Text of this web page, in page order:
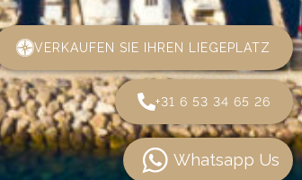
+31 6 53 34 65 26
VERKAUFEN SIE IHREN LIEGEPLATZ
Whatsapp Us